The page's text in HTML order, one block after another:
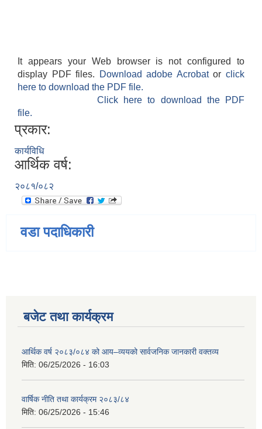
It appears your Web browser is not configured to
display PDF files.
Download adobe Acrobatorclick
here to download the PDF file.
Click here to download the PDF
file.
प्रकार:
कार्यविधि
आर्थिक वर्ष:
२०८१/०८२
वडा पदाधिकारी
बजेट तथा कार्यक्रम
आर्थिक वर्ष २०८३/०८४ को आय–व्ययको सार्वजनिक जानकारी वक्तव्य
मिति: 06/25/2026 - 16:03
वार्षिक नीति तथा कार्यक्रम २०८३/८४
मिति: 06/25/2026 - 15:46